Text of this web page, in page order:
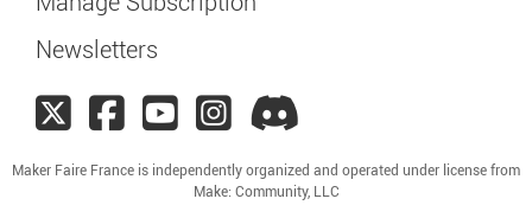
Newsletters
Maker Faire France is independently organized and operated under license from
Make: Community, LLC